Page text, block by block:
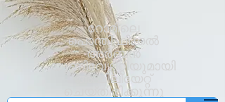
റോമിലെ
പൊന്തിഫിക്കൽ
അർബൻ
യൂണിവേഴ്സിറ്റിയുമായി
അഫിലിയേറ്റ്
ചെയ്തിരിക്കുന്നു